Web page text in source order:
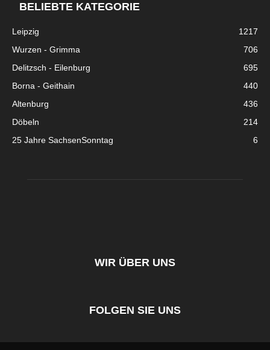
BELIEBTE KATEGORIE
Leipzig
1217
Wurzen - Grimma
706
Delitzsch - Eilenburg
695
Borna - Geithain
440
Altenburg
436
Döbeln
214
25 Jahre SachsenSonntag
6
WIR ÜBER UNS
FOLGEN SIE UNS